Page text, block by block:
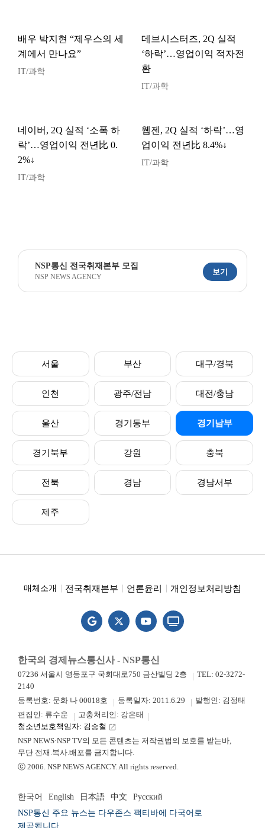
배우 박지현 “제우스의 세
계에서 만나요”
IT/과학
데브시스터즈, 2Q 실적
‘하락’…영업이익 적자전
환
IT/과학
네이버, 2Q 실적 ‘소폭 하
락’…영업이익 전년比 0.
2%↓
IT/과학
웹젠, 2Q 실적 ‘하락’…영
업이익 전년比 8.4%↓
IT/과학
NSP통신 전국취재본부 모집
NSP NEWS AGENCY
보기
서울 부산 대구/경북
인천 광주/전남 대전/충남
울산 경기동부 경기남부
경기북부 강원 충북
전북 경남 경남서부
제주
매체소개 전국취재본부 언론윤리 개인정보처리방침
한국의 경제뉴스통신사 - NSP통신
07236 서울시 영등포구 국회대로750 금산빌딩 2층
TEL: 02-3272-
2140
등록번호: 문화 나 00018호
등록일자: 2011.6.29
발행인: 김정태
편집인: 류수운
고충처리인: 강은태
청소년보호책임자: 김승철 launch
NSP NEWS·NSP TV의 모든 콘텐츠는 저작권법의 보호를 받는바,
무단 전재.복사.배포를 금지합니다.
ⓒ 2006. NSP NEWS AGENCY. All rights reserved.
한국어 English 日本語 中文
Русский
NSP통신 주요 뉴스는 다우존스 팩티바에 다국어로
제공됩니다.